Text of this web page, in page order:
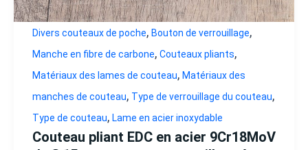
Divers couteaux de poche, Bouton de verrouillage,
Manche en fibre de carbone, Couteaux pliants,
Matériaux des lames de couteau, Matériaux des
manches de couteau, Type de verrouillage du couteau,
Type de couteau, Lame en acier inoxydable
Couteau pliant EDC en acier 9Cr18MoV